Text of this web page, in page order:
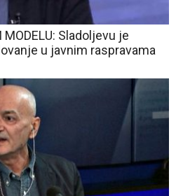
MODELU: Sladoljevu je
u javnim raspravama